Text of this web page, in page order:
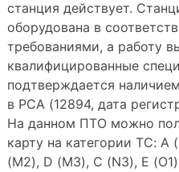
станция действует.
оборудована в
требованиями, а работу
квалифицированные
подтверждается
в РСА (12894, дата
На данном ПТО можно
карту на категории ТС: A
(M2), D (M3), C (N3), E